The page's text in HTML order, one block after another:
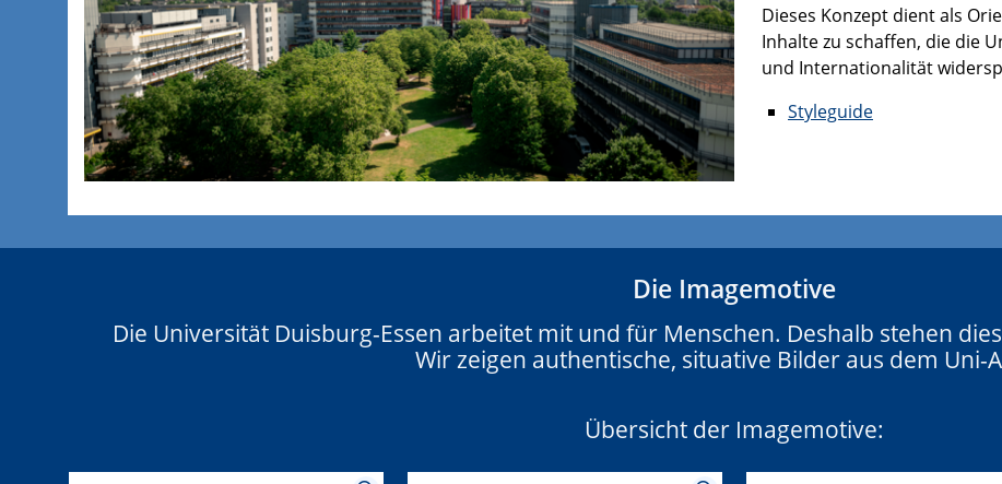
Dieses Konzept dient als
Inhalte zu schaffen, die die
und Internationalität
Styleguide
Die Imagemotive
Die Universität Duisburg-Essen arbeitet mit und für Menschen. Deshalb stehen
Wir zeigen authentische, situative Bilder aus dem Uni-
Übersicht der Imagemotive: